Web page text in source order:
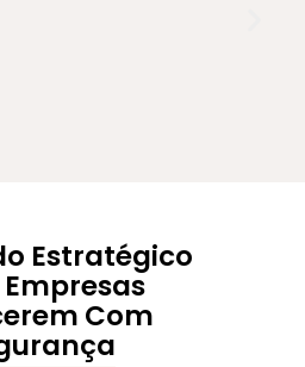
Estratégico
Com